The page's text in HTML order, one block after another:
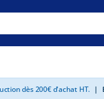
dès 200€ d'achat HT. |